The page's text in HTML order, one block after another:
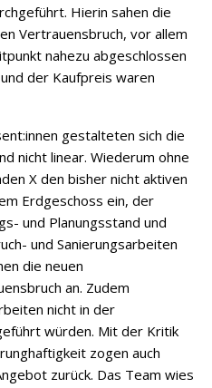
Hierin sahen die
Vertrauensbruch, vor allem
nahezu abgeschlossen
der Kaufpreis waren
gestalteten sich die
nicht linear. Wiederum ohne
X den bisher nicht aktiven
Erdgeschoss ein, der
und Planungsstand und
und Sanierungsarbeiten
die neuen
an. Zudem
nicht in der
würden. Mit der Kritik
zogen auch
zurück. Das Team wies